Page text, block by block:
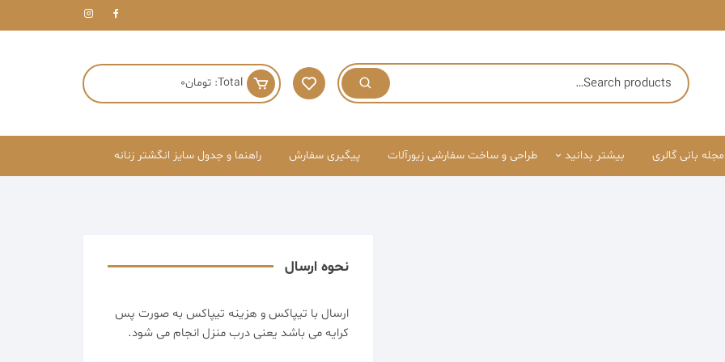
Total: تومان0
مجله بانی گالری بیشتر بدانید طراحی و ساخت سفارشی زیورآلات پیگیری سفارش راهنما و جدول سایز انگشتر زنانه
نحوه ارسال
ارسال با تیپاکس و هزینه تیپاکس به صورت پس
کرایه می باشد یعنی درب منزل انجام می شود.